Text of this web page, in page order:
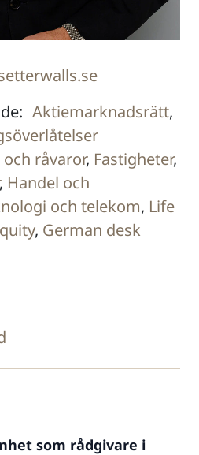
Aktiemarknadsrätt,
och råvaror, Fastigheter,
, Handel och
och telekom, Life
, German desk
som rådgivare i